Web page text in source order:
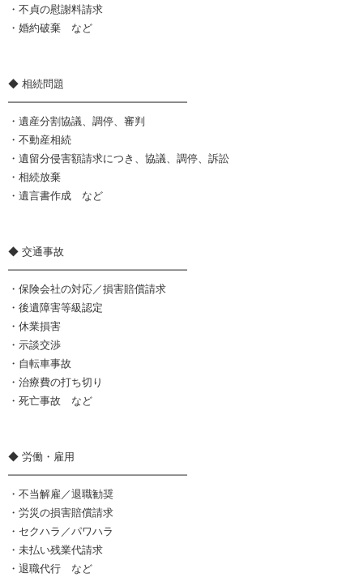
・不貞の慰謝料請求
・婚約破棄 など
◆ 相続問題
━━━━━━━━━━━━━━━━━
・遺産分割協議、調停、審判
・不動産相続
・遺留分侵害額請求につき、協議、調停、訴訟
・相続放棄
・遺言書作成 など
◆ 交通事故
━━━━━━━━━━━━━━━━━
・保険会社の対応／損害賠償請求
・後遺障害等級認定
・休業損害
・示談交渉
・自転車事故
・治療費の打ち切り
・死亡事故 など
◆ 労働・雇用
━━━━━━━━━━━━━━━━━
・不当解雇／退職勧奨
・労災の損害賠償請求
・セクハラ／パワハラ
・未払い残業代請求
・退職代行 など